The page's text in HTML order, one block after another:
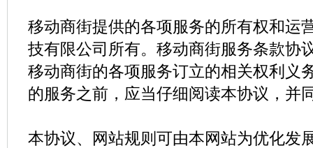
移动商街提供的各项服务的所有权和运
技有限公司所有。移动商街服务条款协
移动商街的各项服务订立的相关权利义
的服务之前，应当仔细阅读本协议，并
本协议、网站规则可由本网站为优化发